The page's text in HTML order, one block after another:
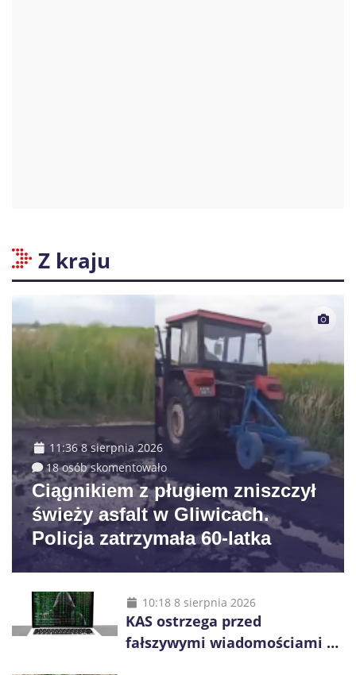
Z kraju
11:36 8 sierpnia 2026
18 osób skomentowało
Ciągnikiem z pługiem zniszczył
świeży asfalt w Gliwicach.
Policja zatrzymała 60-latka
10:18 8 sierpnia 2026
KAS ostrzega przed
fałszywymi wiadomościami o